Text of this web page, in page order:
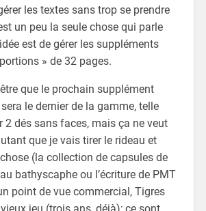
les textes sans trop se prendre
un peu la seule chose qui parle
est de gérer les suppléments
» de 32 pages.
que le prochain supplément
le dernier de la gamme, telle
2 dés sans faces, mais ça ne veut
que je vais tirer le rideau et
(la collection de capsules de
bathyscaphe ou l’écriture de PMT
point de vue commercial, Tigres